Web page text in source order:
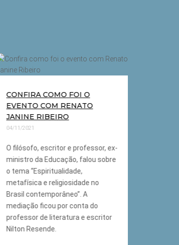
CONFIRA COMO FOI O
EVENTO COM RENATO
JANINE RIBEIRO
04/11/2021
O filósofo, escritor e professor, ex-
ministro da Educação, falou sobre
o tema “Espiritualidade,
metafísica e religiosidade no
Brasil contemporâneo”. A
mediação ficou por conta do
professor de literatura e escritor
Nilton Resende.